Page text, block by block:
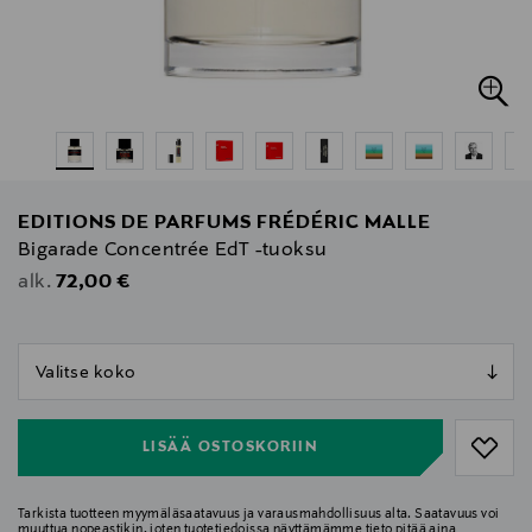
EDITIONS DE PARFUMS FRÉDÉRIC MALLE
Bigarade Concentrée EdT -tuoksu
alk. Original Price
72,00 €
LISÄÄ OSTOSKORIIN
Tarkista tuotteen myymäläsaatavuus ja varausmahdollisuus alta. Saatavuus voi